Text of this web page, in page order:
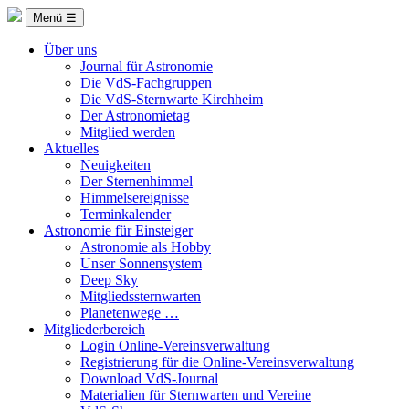
Menü ☰
Über uns
Journal für Astronomie
Die VdS-Fachgruppen
Die VdS-Sternwarte Kirchheim
Der Astronomietag
Mitglied werden
Aktuelles
Neuigkeiten
Der Sternenhimmel
Himmelsereignisse
Terminkalender
Astronomie für Einsteiger
Astronomie als Hobby
Unser Sonnensystem
Deep Sky
Mitgliedssternwarten
Planetenwege …
Mitgliederbereich
Login Online-Vereinsverwaltung
Registrierung für die Online-Vereinsverwaltung
Download VdS-Journal
Materialien für Sternwarten und Vereine